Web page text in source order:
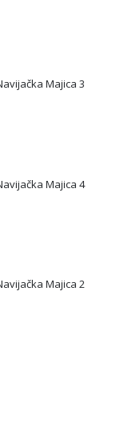
Majica 3
Majica 4
Majica 2